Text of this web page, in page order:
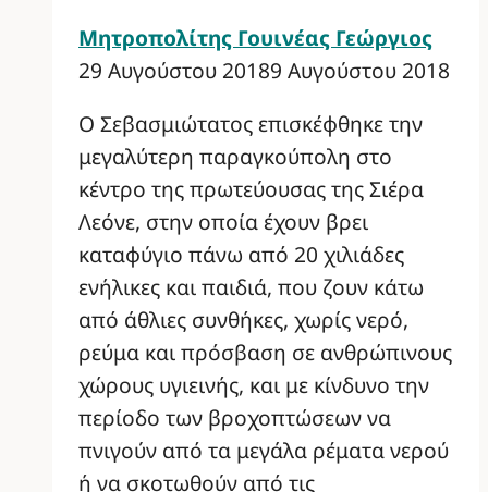
Μητροπολίτης Γουινέας Γεώργιος
29 Αυγούστου 20189 Αυγούστου 2018
Ο Σεβασμιώτατος επισκέφθηκε την
μεγαλύτερη παραγκούπολη στο
κέντρο της πρωτεύουσας της Σιέρα
Λεόνε, στην οποία έχουν βρει
καταφύγιο πάνω από 20 χιλιάδες
ενήλικες και παιδιά, που ζουν κάτω
από άθλιες συνθήκες, χωρίς νερό,
ρεύμα και πρόσβαση σε ανθρώπινους
χώρους υγιεινής, και με κίνδυνο την
περίοδο των βροχοπτώσεων να
πνιγούν από τα μεγάλα ρέματα νερού
ή να σκοτωθούν από τις